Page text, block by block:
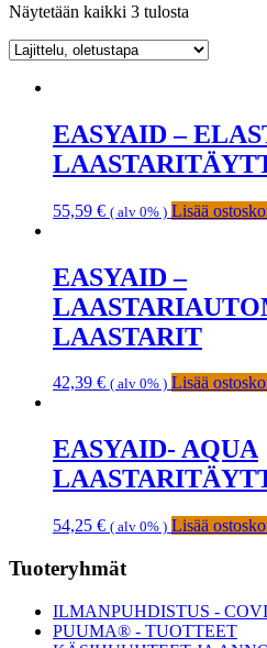
Näytetään kaikki 3 tulosta
EASYAID –
55,59 € ( alv 0% ) Lisää
EASYAID –
LAASTARIT
42,39 € ( alv 0% ) Lisää
EASYAID- AQUA
54,25 € ( alv 0% ) Lisää
Ensisijainen
sivupalkki
Tuoteryhmät
ILMANPUHDISTUS -
PUUMA® - TUOTTEET